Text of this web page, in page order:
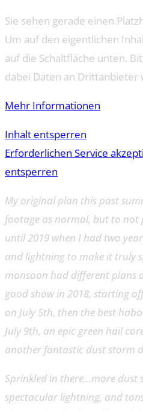
Sie sehen gerade einen
Um auf den eigentlichen
auf die Schaltfläche unten.
dabei Daten an
Mehr Informationen
Inhalt entsperren
Erforderlichen Service
entsperren
My original plan this past
footage as normal, but to not
until 2019 when I had two
and lightning to make it truly
monsoon had different plans
good show in 2018, starting
on July 5th, then the best
July 9th, an epic green hail
another fantastic dust storm
Sprinkled in there…more dust
spectacular lightning, and